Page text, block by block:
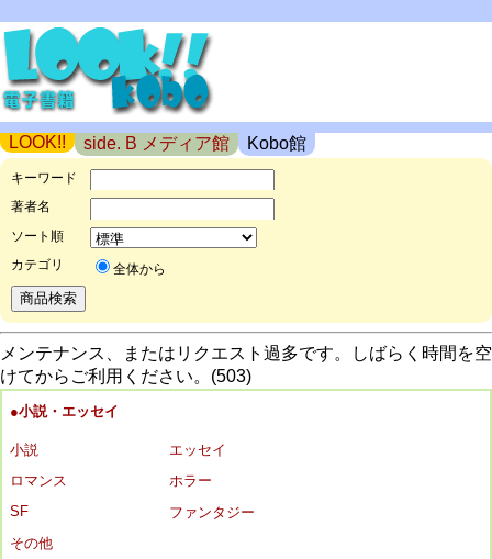
LOOK!! side. B メディア館 Kobo館
キーワード
著者名
ソート順
カテゴリ
全体から
メンテナンス、またはリクエスト過多です。しばらく時間を空
けてからご利用ください。(503)
●小説・エッセイ
小説
エッセイ
ロマンス
ホラー
SF
ファンタジー
その他